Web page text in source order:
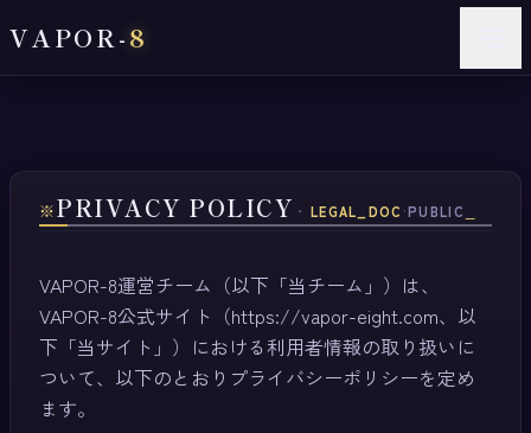
本文へスキップ
記
VAPOR-8
※PRIVACY POLICY ・ LEGAL_DOC ·PUBLIC
VAPOR-8運営チーム（以下「当チーム」）は、
VAPOR-8公式サイト （https://vapor-eight.com、以
下「当サイト」）における利用者情報の取り扱いに
ついて、以下のとおりプライバシーポリシーを定め
ます。